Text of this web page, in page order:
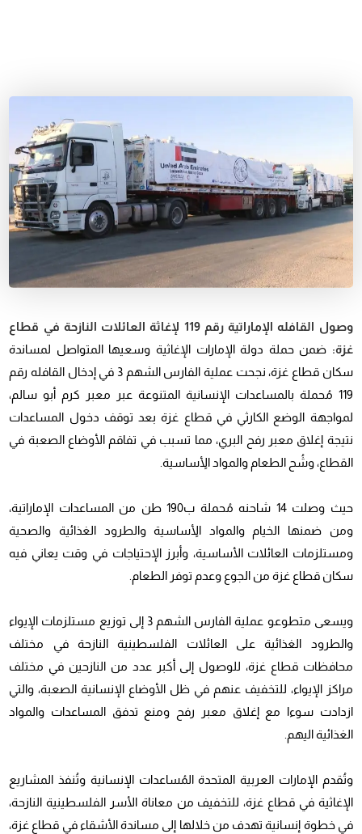
وصول القافله الإماراتية رقم 119 لإغاثة العائلات النازحة في قطاع
غزة: ضمن حملة دولة الإمارات الإغاثية وسعيها المتواصل لمساندة
سكان قطاع غزة، نجحت عملية الفارس الشهم 3 في إدخال القافله رقم
119 مُحملة بالمساعدات الإنسانية المتنوعة عبر معبر كرم أبو سالم،
لمواجهة الوضع الكارثي في قطاع غزة بعد توقف دخول المساعدات
نتيجة إغلاق معبر رفح البري، مما تسبب في تفاقم الأوضاع الصعبة في
القطاع، وشُح الطعام والمواد الأٍساسية.
حيث وصلت 14 شاحنه مُحملة ب190 طن من المساعدات الإماراتية،
ومن ضمنها الخيام والمواد الأٍساسية والطرود الغذائية والصحية
ومستلزمات العائلات الأساسية، وأبرز الإحتياجات في وقت يعاني فيه
سكان قطاع غزة من الجوع وعدم توفر الطعام.
ويسعى متطوعو عملية الفارس الشهم 3 إلى توزيع مستلزمات الإيواء
والطرود الغذائية على العائلات الفلسطينية النازحة في مختلف
محافظات قطاع غزة، للوصول إلى أكبر عدد من النازحين في مختلف
مراكز الإيواء، للتخفيف عنهم في ظل الأوضاع الإنسانية الصعبة، والتي
ازدادت سوءا مع إغلاق معبر رفح ومنع تدفق المساعدات والمواد
الغذائية اليهم.
وتُقدم الإمارات العربية المتحدة المُساعدات الإنسانية وتُنفذ المشاريع
الإغاثية في قطاع غزة، للتخفيف من معاناة الأسر الفلسطينية النازحة،
في خطوة إنسانية تهدف من خلالها إلى مساندة الأشقاء في قطاع غزة،